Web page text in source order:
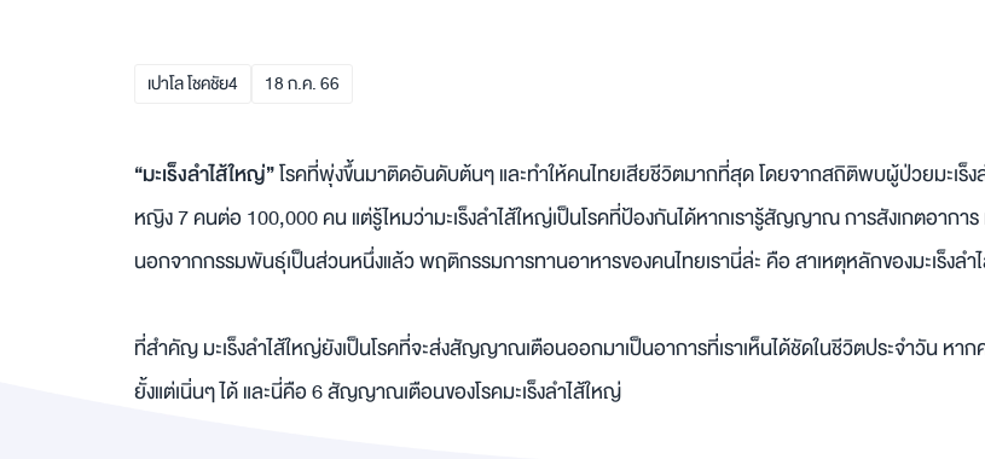
เปาโล โชคชัย4 18ก.ค.66
“มะเร็งลำไส้ใหญ่”โรคที่พุ่งขึ้นมาติดอันดับต้นๆ และทำให้คนไทยเสียชีวิตมากที่สุด โดยจากสถิติพบผู้ป่วยมะเร็
หญิง 7 คนต่อ 100,000 คน แต่รู้ไหมว่ามะเร็งลำไส้ใหญ่เป็นโรคที่ป้องกันได้หากเรารู้สัญญาณ การสังเกตอาการ
นอกจากกรรมพันธุ์เป็นส่วนหนึ่งแล้ว พฤติกรรมการทานอาหารของคนไทยเรานี่ล่ะ คือ สาเหตุหลักของมะเร็งลำ
ที่สำคัญ มะเร็งลำไส้ใหญ่ยังเป็นโรคที่จะส่งสัญญาณเตือนออกมาเป็นอาการที่เราเห็นได้ชัดในชีวิตประจำวัน ห
ยั้งแต่เนิ่นๆ ได้ และนี่คือ 6 สัญญาณเตือนของโรคมะเร็งลำไส้ใหญ่